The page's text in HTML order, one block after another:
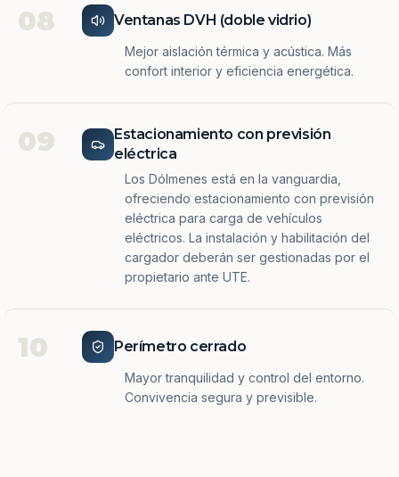
08 Ventanas DVH (doble vidrio)
Mejor aislación térmica y acústica. Más
confort interior y eficiencia energética.
09
Estacionamiento con previsión
eléctrica
Los Dólmenes está en la vanguardia,
ofreciendo estacionamiento con previsión
eléctrica para carga de vehículos
eléctricos. La instalación y habilitación del
cargador deberán ser gestionadas por el
propietario ante UTE.
10 Perímetro cerrado
Mayor tranquilidad y control del entorno.
Convivencia segura y previsible.